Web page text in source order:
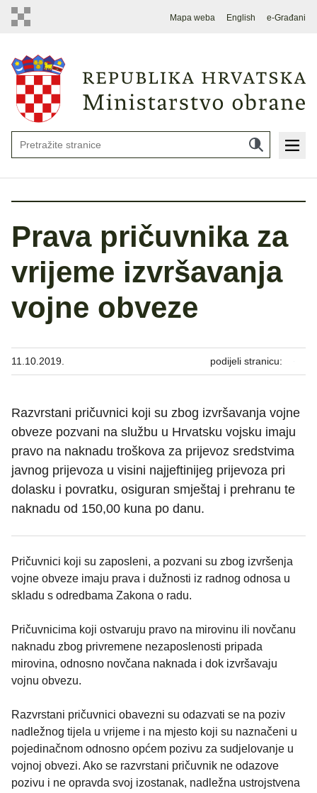
Mapa weba English e-Građani
Prava pričuvnika za
vrijeme izvršavanja
vojne obveze
11.10.2019. podijeli stranicu:
Razvrstani pričuvnici koji su zbog izvršavanja vojne
obveze pozvani na službu u Hrvatsku vojsku imaju
pravo na naknadu troškova za prijevoz sredstvima
javnog prijevoza u visini najjeftinijeg prijevoza pri
dolasku i povratku, osiguran smještaj i prehranu te
naknadu od 150,00 kuna po danu.
Pričuvnici koji su zaposleni, a pozvani su zbog izvršenja
vojne obveze imaju prava i dužnosti iz radnog odnosa u
skladu s odredbama Zakona o radu.
Pričuvnicima koji ostvaruju pravo na mirovinu ili novčanu
naknadu zbog privremene nezaposlenosti pripada
mirovina, odnosno novčana naknada i dok izvršavaju
vojnu obvezu.
Razvrstani pričuvnici obavezni su odazvati se na poziv
nadležnog tijela u vrijeme i na mjesto koji su naznačeni u
pojedinačnom odnosno općem pozivu za sudjelovanje u
vojnoj obvezi. Ako se razvrstani pričuvnik ne odazove
pozivu i ne opravda svoj izostanak, nadležna ustrojstvena